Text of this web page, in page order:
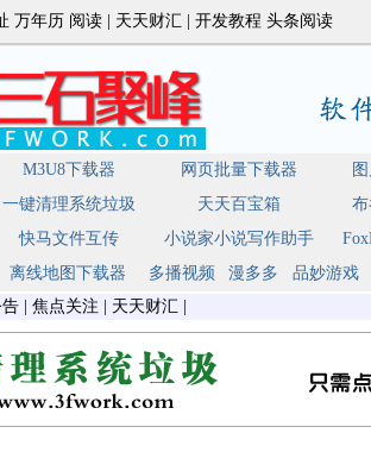
万年历 阅读 天天财汇 开发教程 头条阅读
M3U8下载器 网页批量下载器
一键清理系统垃圾 天天百宝箱
快马文件互传 小说家小说写作助手
离线地图下载器 多播视频 漫多多
品妙游戏
焦点关注 天天财汇